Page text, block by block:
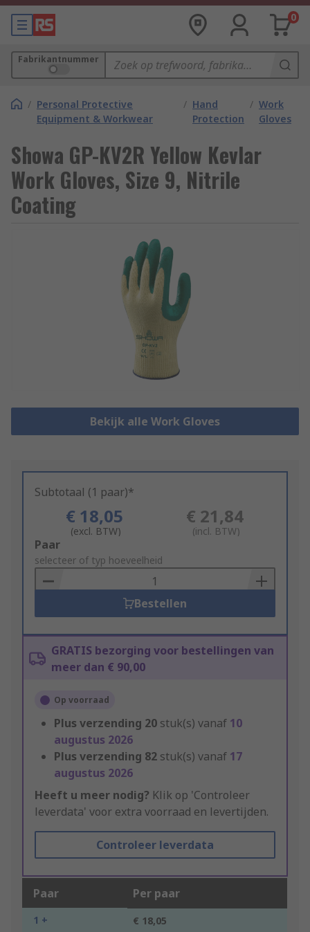
0
Fabrikantnummer
/ Personal Protective
Equipment & Workwear
/ Hand
Protection
/ Work
Gloves
Showa GP-KV2R Yellow Kevlar
Work Gloves, Size 9, Nitrile
Coating
Bekijk alle Work Gloves
Subtotaal (1 paar)*
€ 18,05
(excl. BTW)
€ 21,84
(incl. BTW)
Add
to
Basket
Paar
selecteer of typ hoeveelheid
Bestellen
GRATIS bezorging voor bestellingen van
meer dan € 90,00
Op voorraad
Plus verzending 20 stuk(s) vanaf 10
augustus 2026
Plus verzending 82 stuk(s) vanaf 17
augustus 2026
Heeft u meer nodig? Klik op 'Controleer
leverdata' voor extra voorraad en levertijden.
Controleer leverdata
Paar Per paar
1 + € 18,05